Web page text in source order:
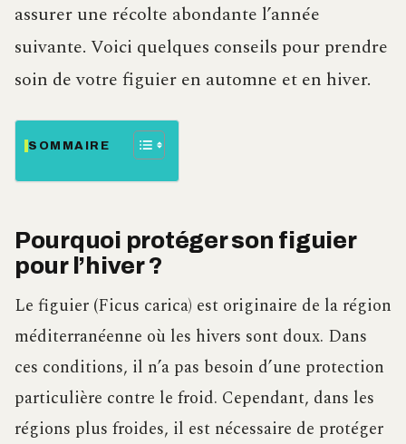
assurer une récolte abondante l’année
suivante. Voici quelques conseils pour prendre
soin de votre figuier en automne et en hiver.
SOMMAIRE
Pourquoi protéger son figuier
pour l’hiver ?
Le figuier (Ficus carica) est originaire de la région
méditerranéenne où les hivers sont doux. Dans
ces conditions, il n’a pas besoin d’une protection
particulière contre le froid. Cependant, dans les
régions plus froides, il est nécessaire de protéger